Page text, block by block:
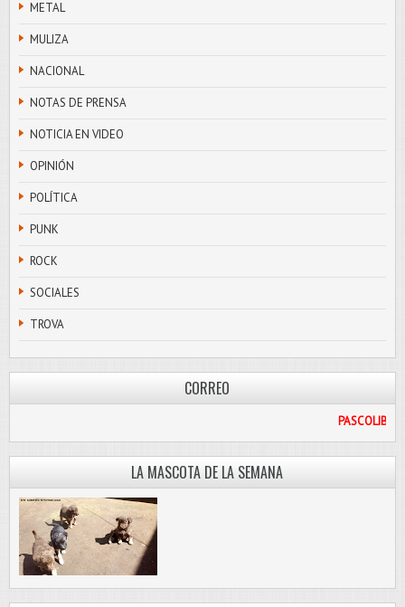
METAL
MULIZA
NACIONAL
NOTAS DE PRENSA
NOTICIA EN VIDEO
OPINIÓN
POLÍTICA
PUNK
ROCK
SOCIALES
TROVA
CORREO
LA MASCOTA DE LA SEMANA